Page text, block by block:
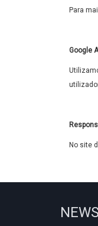
Para
Google
No site